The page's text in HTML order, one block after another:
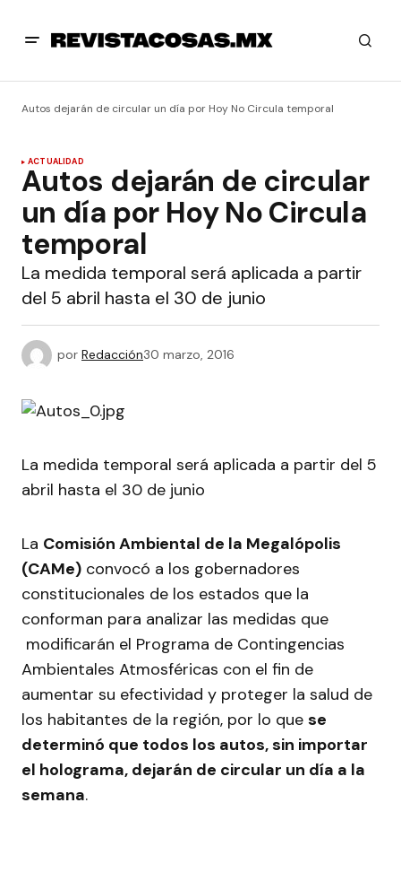
Autos dejarán de circular un día por Hoy No Circula temporal
ACTUALIDAD
Autos dejarán de circular
un día por Hoy No Circula
temporal
La medida temporal será aplicada a partir
del 5 abril hasta el 30 de junio
por Redacción30 marzo, 2016
La medida temporal será aplicada a partir del 5
abril hasta el 30 de junio
La Comisión Ambiental de la Megalópolis
(CAMe) convocó a los gobernadores
constitucionales de los estados que la
conforman para analizar las medidas que
modificarán el Programa de Contingencias
Ambientales Atmosféricas con el fin de
aumentar su efectividad y proteger la salud de
los habitantes de la región, por lo que se
determinó que todos los autos, sin importar
el holograma, dejarán de circular un día a la
semana.